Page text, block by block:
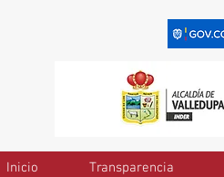
Inicio Transparencia